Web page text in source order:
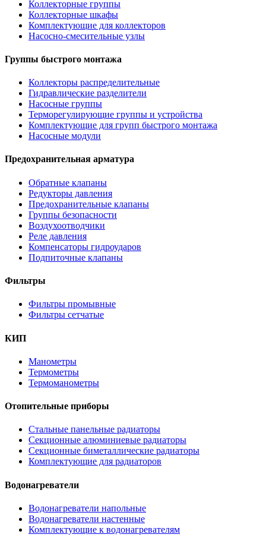
Коллекторные группы
Коллекторные шкафы
Комплектующие для коллекторов
Насосно-смесительные узлы
Группы быстрого монтажа
Коллекторы распределительные
Гидравлические разделители
Насосные группы
Терморегулирующие группы и устройства
Комплектующие для групп быстрого монтажа
Насосные модули
Предохранительная арматура
Обратные клапаны
Редукторы давления
Предохранительные клапаны
Группы безопасности
Воздухоотводчики
Реле давления
Компенсаторы гидроударов
Подпиточные клапаны
Фильтры
Фильтры промывные
Фильтры сетчатые
КИП
Манометры
Термометры
Термоманометры
Отопительные приборы
Стальные панельные радиаторы
Секционные алюминиевые радиаторы
Секционные биметаллические радиаторы
Комплектующие для радиаторов
Водонагреватели
Водонагреватели напольные
Водонагреватели настенные
Комплектующие к водонагревателям